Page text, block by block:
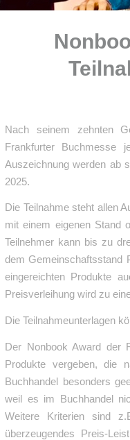
Nach seinem zehnten
Frankfurter Buchmesse
Auszeichnung werden ab
2025.
Die Teilnahme steht allen
mit einem eigenen Stand
Teilnehmer kann bis zu
dem Gemeinschaftsstand
eingereichten Produkte
Preisverleihung wird zu
Die Teilnahmeunterlagen
Der Nonbook Award der
Produkte vergeben, die
Buchhandel besonders
weil es im Buchhandel
Weitere Kriterien sind
überzeugendes Preis-